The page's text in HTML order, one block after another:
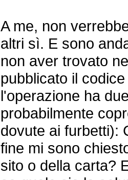
A me, non
altri sì. E sono
non aver trovato
pubblicato il
l'operazione ha
probabilmente
dovute ai furbetti):
fine mi sono
sito o della carta?